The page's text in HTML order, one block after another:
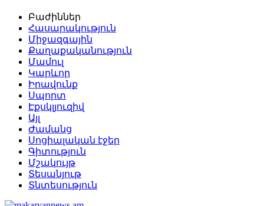
Բաժիններ
Հասարակություն
Միջազգային
Քաղաքականություն
Մամուլ
Կարևոր
Իրավունք
Սպորտ
Էքսկլյուզիվ
Այլ
Ժամանց
Սոցիալական էջեր
Գիտություն
Մշակույթ
Տեսանյութ
Տնտեսություն